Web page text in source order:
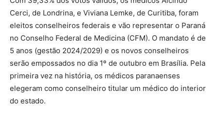
Cerci, de Londrina, e Viviana Lemke, de Curitiba, foram
eleitos conselheiros federais e vão representar o Paraná
no Conselho Federal de Medicina (CFM). O mandato é de
5 anos (gestão 2024/2029) e os novos conselheiros
serão empossados no dia 1º de outubro em Brasília. Pela
primeira vez na história, os médicos paranaenses
elegeram como conselheiro titular um médico do interior
do estado.